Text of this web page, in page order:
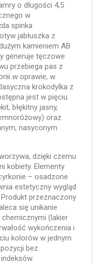
o długości 4,5
w
spinka
jabłuszka z
kamieniem AB
generuje tęczowe
przebiega pas z
w oprawie, w
krokodylka z
jest w pięciu
błękitny jasny,
oraz
nasyconym
dzięki czemu
kobiety. Elementy
– osadzone
estetyczny wygląd
przeznaczony
się unikanie
(lakier
wykończenia i
kolorów w jednym
bez